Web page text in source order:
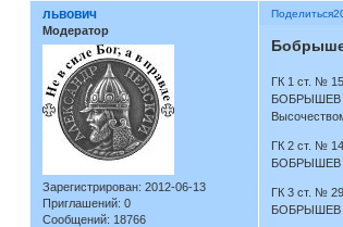
Поделиться
львович
Модератор
Зарегистрирован: 2012-06-13
Приглашений: 0
Сообщений: 18766
ГК 1 ст. №
БОБРЫШЕВ
ГК 2 ст. №
БОБРЫШЕВ
ГК 3 ст. №
БОБРЫШЕВ